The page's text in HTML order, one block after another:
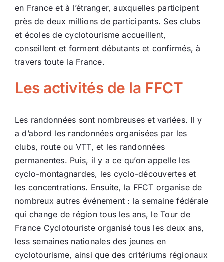
en France et à l’étranger, auxquelles participent
près de deux millions de participants. Ses clubs
et écoles de cyclotourisme accueillent,
conseillent et forment débutants et confirmés, à
travers toute la France.
Les activités de la FFCT
Les randonnées sont nombreuses et variées. Il y
a d’abord les randonnées organisées par les
clubs, route ou VTT, et les randonnées
permanentes. Puis, il y a ce qu’on appelle les
cyclo-montagnardes, les cyclo-découvertes et
les concentrations. Ensuite, la FFCT organise de
nombreux autres événement : la semaine fédérale
qui change de région tous les ans, le Tour de
France Cyclotouriste organisé tous les deux ans,
less semaines nationales des jeunes en
cyclotourisme, ainsi que des critériums régionaux